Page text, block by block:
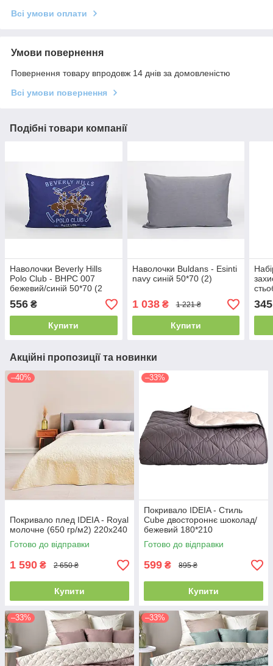
Всі умови оплати
Умови повернення
Повернення товару впродовж 14 днів за домовленістю
Всі умови повернення
Подібні товари компанії
Наволочки Beverly Hills
Polo Club - BHPC 007
бежевий/синій 50*70 (2
шт)
556 ₴
Купити
Наволочки Buldans - Esinti
navy синій 50*70 (2)
1 038₴ 1 221 ₴
Купити
345
Акційні пропозиції та новинки
–40%
Покривало плед IDEIA - Royal
молочне (650 гр/м2) 220х240
Готово до відправки
1 590 ₴ 2 650 ₴
Купити
–33%
Покривало IDEIA - Стиль
Cube двостороннє шоколад/
бежевий 180*210
Готово до відправки
599 ₴ 895 ₴
Купити
–33% –33%